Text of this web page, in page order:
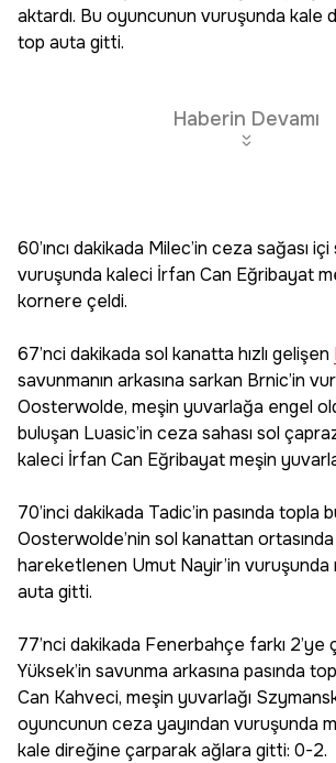
aktardı. Bu oyuncunun vuruşunda kale
top auta gitti.
Haberin Devamı
60’ıncı dakikada Milec’in ceza sağası
vuruşunda kaleci İrfan Can Eğribayat
kornere çeldi.
67’nci dakikada sol kanatta hızlı gelişen
savunmanın arkasına sarkan Brnic’in
Oosterwolde, meşin yuvarlağa engel
buluşan Luasic’in ceza sahası sol
kaleci İrfan Can Eğribayat meşin
70’inci dakikada Tadic’in pasında topla
Oosterwolde’nin sol kanattan
hareketlenen Umut Nayir’in vuruşunda
auta gitti.
77’nci dakikada Fenerbahçe farkı 2’ye
Yüksek’in savunma arkasına pasında
Can Kahveci, meşin yuvarlağı
oyuncunun ceza yayından vuruşunda
kale direğine çarparak ağlara gitti: 0-2.